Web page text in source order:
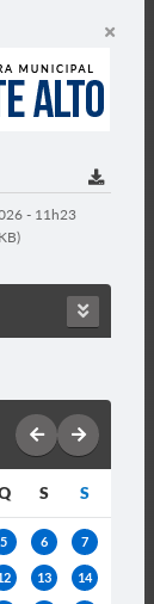
- 11h23
S S
5 6 7
13 14